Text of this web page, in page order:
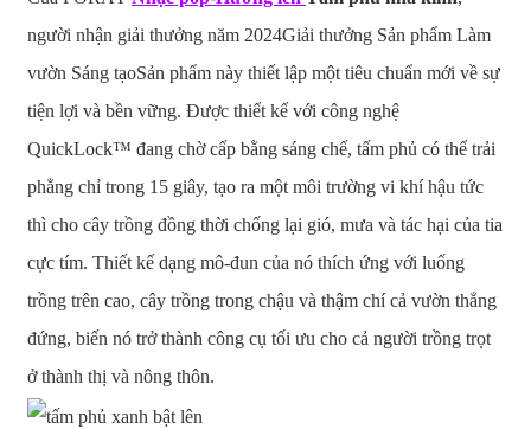
người nhận giải thưởng năm 2024Giải thưởng Sản phẩm Làm
vườn Sáng tạoSản phẩm này thiết lập một tiêu chuẩn mới về sự
tiện lợi và bền vững. Được thiết kế với công nghệ
QuickLock™ đang chờ cấp bằng sáng chế, tấm phủ có thể trải
phẳng chỉ trong 15 giây, tạo ra một môi trường vi khí hậu tức
thì cho cây trồng đồng thời chống lại gió, mưa và tác hại của tia
cực tím. Thiết kế dạng mô-đun của nó thích ứng với luống
trồng trên cao, cây trồng trong chậu và thậm chí cả vườn thẳng
đứng, biến nó trở thành công cụ tối ưu cho cả người trồng trọt
ở thành thị và nông thôn.